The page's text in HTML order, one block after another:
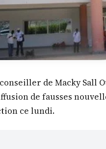
de Macky Sall
de fausses
ce lundi.